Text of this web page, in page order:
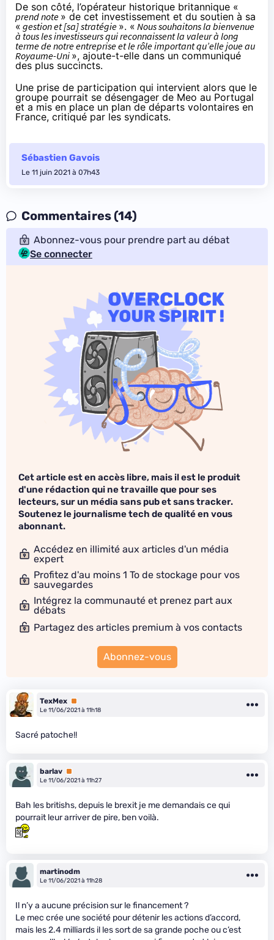
De son côté, l’opérateur historique britannique «
prend note » de cet investissement et du soutien à sa
« gestion et [sa] stratégie ». « Nous souhaitons la bienvenue
à tous les investisseurs qui reconnaissent la valeur à long
terme de notre entreprise et le rôle important qu’elle joue au
Royaume-Uni », ajoute-t-elle dans un communiqué
des plus succincts.
Une prise de participation qui intervient alors que le
groupe pourrait se désengager de Meo au Portugal
et a mis en place un plan de départs volontaires en
France, critiqué par les syndicats.
Sébastien Gavois
Le 11 juin 2021 à 07h43
Commentaires (14)
Abonnez-vous pour prendre part au débat
Se connecter
Cet article est en accès libre, mais il est le produit
d'une rédaction qui ne travaille que pour ses
lecteurs, sur un média sans pub et sans tracker.
Soutenez le journalisme tech de qualité en vous
abonnant.
Accédez en illimité aux articles d'un média
expert
Profitez d'au moins 1 To de stockage pour vos
sauvegardes
Intégrez la communauté et prenez part aux
débats
Partagez des articles premium à vos contacts
Abonnez-vous
TexMex Premium
Le 11/06/2021 à 11h18
Sacré patoche!!
barlav Premium
Le 11/06/2021 à 11h27
Bah les britishs, depuis le brexit je me demandais ce qui
pourrait leur arriver de pire, ben voilà.
martinodm
Le 11/06/2021 à 11h28
Il n’y a aucune précision sur le financement ?
Le mec crée une société pour détenir les actions d’accord,
mais les 2.4 milliards il les sort de sa grande poche ou c’est